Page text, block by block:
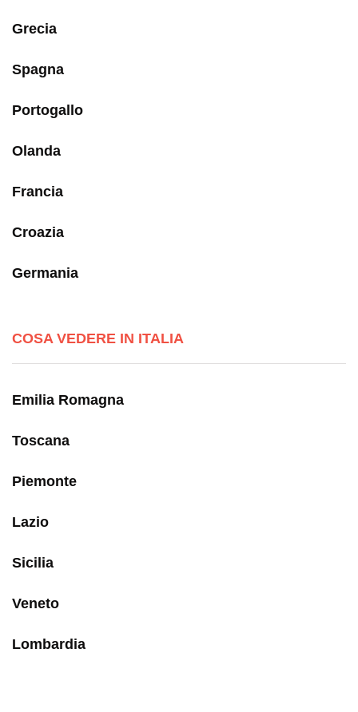
Grecia
Spagna
Portogallo
Olanda
Francia
Croazia
Germania
COSA VEDERE IN ITALIA
Emilia Romagna
Toscana
Piemonte
Lazio
Sicilia
Veneto
Lombardia